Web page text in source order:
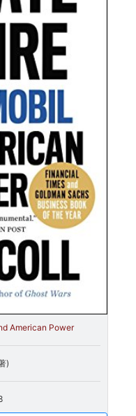
American Power
)